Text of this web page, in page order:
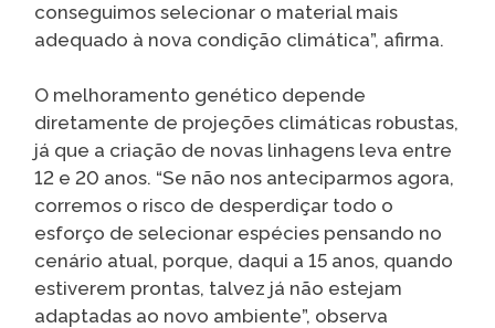
conseguimos selecionar o material mais
adequado à nova condição climática”, afirma.
O melhoramento genético depende
diretamente de projeções climáticas robustas,
já que a criação de novas linhagens leva entre
12 e 20 anos. “Se não nos anteciparmos agora,
corremos o risco de desperdiçar todo o
esforço de selecionar espécies pensando no
cenário atual, porque, daqui a 15 anos, quando
estiverem prontas, talvez já não estejam
adaptadas ao novo ambiente”, observa